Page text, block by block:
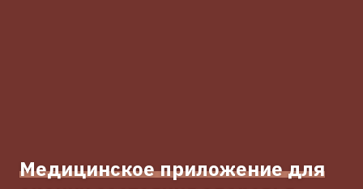
Медицинское приложение для